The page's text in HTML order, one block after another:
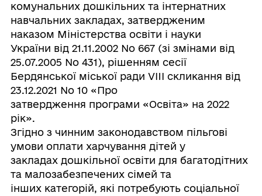
комунальних дошкільних та інтернатних
навчальних закладах, затвердженим
наказом Міністерства освіти і науки
України від 21.11.2002 No 667 (зі змінами від
25.07.2005 No 431), рішенням сесії
Бердянської міської ради VIII скликання від
23.12.2021 No 10 «Про
затвердження програми «Освіта» на 2022
рік».
Згідно з чинним законодавством пільгові
умови оплати харчування дітей у
закладах дошкільної освіти для багатодітних
та малозабезпечених сімей та
інших категорій, які потребують соціальної